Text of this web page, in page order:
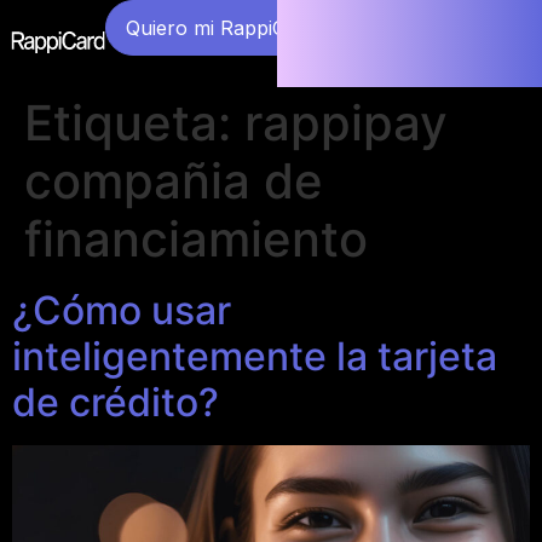
Quiero mi RappiCard
Etiqueta: rappipay
compañia de
financiamiento
¿Cómo usar
inteligentemente la tarjeta
de crédito?